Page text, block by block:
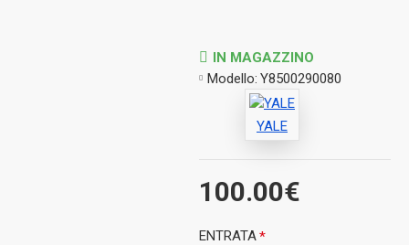
100.00€
IN MAGAZZINO
Modello: Y8500290080
YALE
ENTRATA